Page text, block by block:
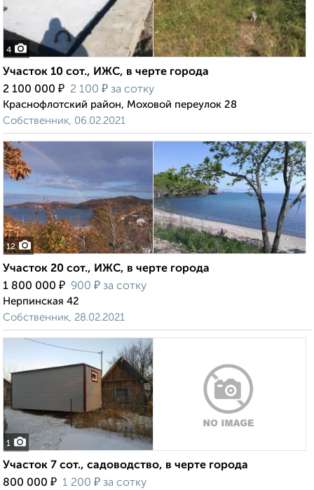
4
Участок 10 сот., ИЖС, в черте города
2 100 000 ₽ 2 100 ₽ за сотку
Краснофлотский район, Моховой переулок 28
Собственник, 06.02.2021
12
Участок 20 сот., ИЖС, в черте города
1 800 000 ₽ 900 ₽ за сотку
Нерпинская 42
Собственник, 28.02.2021
1
Участок 7 сот., садоводство, в черте города
800 000 ₽ 1 200 ₽ за сотку